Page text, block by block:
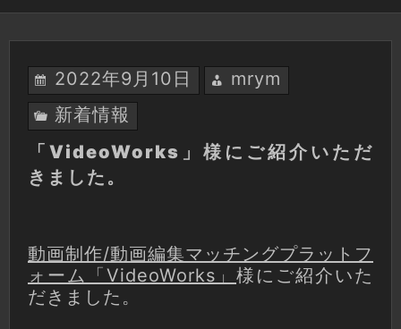
2022年9月10日
mrym
新着情報
「VideoWorks」様にご紹介いただ
きました。
動画制作/動画編集マッチングプラットフ
ォーム「VideoWorks」 様にご紹介いた
だきました。